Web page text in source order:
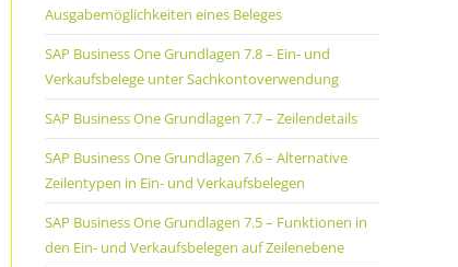
Ausgabemöglichkeiten eines Beleges
SAP Business One Grundlagen 7.8 – Ein- und
Verkaufsbelege unter Sachkontoverwendung
SAP Business One Grundlagen 7.7 – Zeilendetails
SAP Business One Grundlagen 7.6 – Alternative
Zeilentypen in Ein- und Verkaufsbelegen
SAP Business One Grundlagen 7.5 – Funktionen in
den Ein- und Verkaufsbelegen auf Zeilenebene